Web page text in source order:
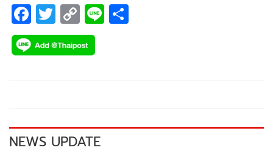
F
ac
e
k
T
wi
tt
C
o
p
k
Li
NEWS UPDATE